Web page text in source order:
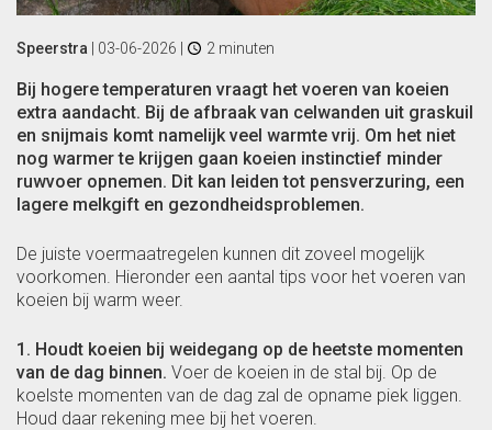
Speerstra 03-06-2026 2 minuten
Bij hogere temperaturen vraagt het voeren van koeien
extra aandacht. Bij de afbraak van celwanden uit graskuil
en snijmais komt namelijk veel warmte vrij. Om het niet
nog warmer te krijgen gaan koeien instinctief minder
ruwvoer opnemen. Dit kan leiden tot pensverzuring, een
lagere melkgift en gezondheidsproblemen.
De juiste voermaatregelen kunnen dit zoveel mogelijk
voorkomen. Hieronder een aantal tips voor het voeren van
koeien bij warm weer.
1. Houdt koeien bij weidegang op de heetste momenten
van de dag binnen. Voer de koeien in de stal bij. Op de
koelste momenten van de dag zal de opname piek liggen.
Houd daar rekening mee bij het voeren.